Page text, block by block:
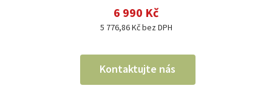
6 990 Kč
5 776,86 Kč bez DPH
Kontaktujte nás